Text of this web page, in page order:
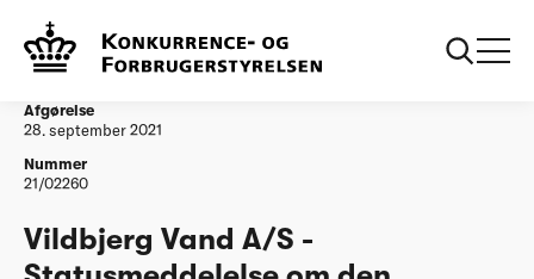
Vandtilsyn
økonomiske ramme for 2022
Afgørelse
28. september 2021
Nummer
21/02260
Vildbjerg Vand A/S -